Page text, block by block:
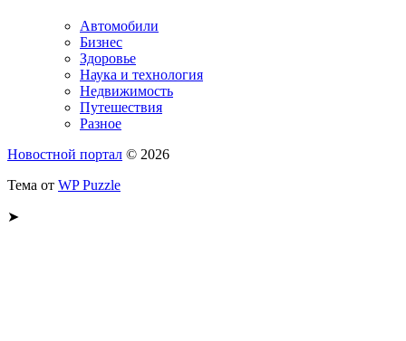
Автомобили
Бизнес
Здоровье
Наука и технология
Недвижимость
Путешествия
Разное
Новостной портал © 2026
Тема от WP Puzzle
➤